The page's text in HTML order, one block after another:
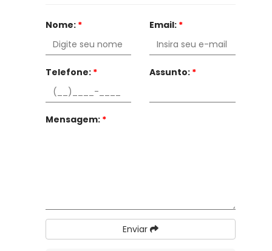
Nome: * Email: *
Telefone: * Assunto: *
Mensagem: *
Enviar